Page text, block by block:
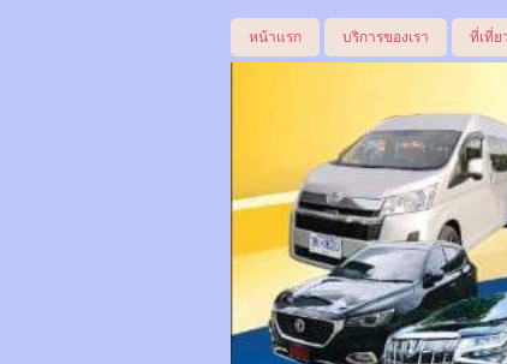
หน้าแรก บริการของเรา ที่เที่ย